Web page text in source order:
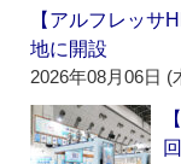
【アルフレッサ
地に開設
2026年08月06日 (